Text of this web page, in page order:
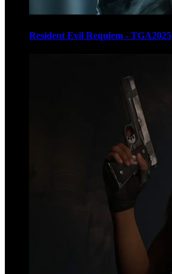
Resident Evil Requiem - TGA2025